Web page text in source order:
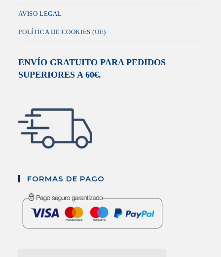
AVISO LEGAL
POLÍTICA DE COOKIES (UE)
ENVÍO GRATUITO PARA PEDIDOS
SUPERIORES A 60€.
FORMAS DE PAGO